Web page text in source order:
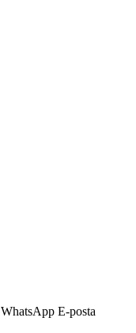
WhatsApp E-posta